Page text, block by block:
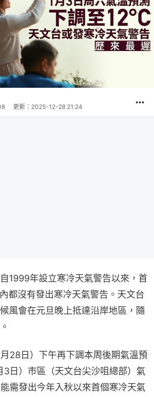
更新： 2025-12-28 21:24
1999年設立寒冷天氣警告以來，首
都沒有發出寒冷天氣警告。天文台
風會在元旦晚上抵達沿岸地區，隨
28日）下午再下調本周後期氣溫預
3日）市區（天文台尖沙咀總部）氣
需發出今年入秋以來首個寒冷天氣